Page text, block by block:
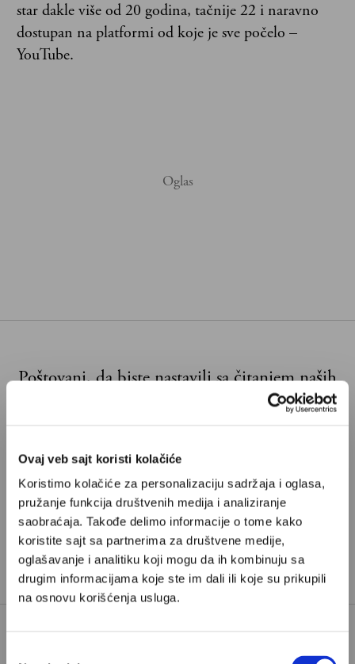
Ovaj veb sajt koristi kolačiće
Koristimo kolačiće za personalizaciju sadržaja i oglasa,
pružanje funkcija društvenih medija i analiziranje
saobraćaja. Takođe delimo informacije o tome kako
koristite sajt sa partnerima za društvene medije,
oglašavanje i analitiku koji mogu da ih kombinuju sa
drugim informacijama koje ste im dali ili koje su prikupili
na osnovu korišćenja usluga.
star dakle više od 20 godina, tačnije 22 i naravno
dostupan na platformi od koje je sve počelo –
YouTube.
Poštovani, da biste nastavili sa čitanjem naših
premium sadržaja, neophodno je da
odaberete jedan od planova pretplate.
Pretplata
Već imate nalog?Ulogujte se
Mirjana Narandžićje pesnikinja iz Beograda i saradnica
Velikih priča.
KRISTOFER NOLAN